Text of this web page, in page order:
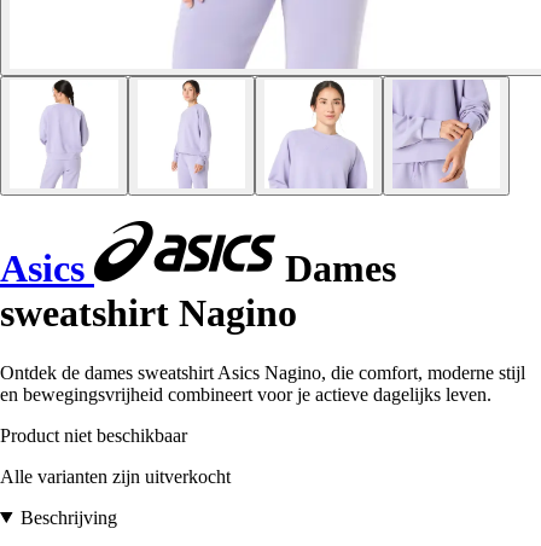
Asics
Dames
sweatshirt Nagino
Ontdek de dames sweatshirt Asics Nagino, die comfort, moderne stijl
en bewegingsvrijheid combineert voor je actieve dagelijks leven.
Product niet beschikbaar
Alle varianten zijn uitverkocht
Beschrijving